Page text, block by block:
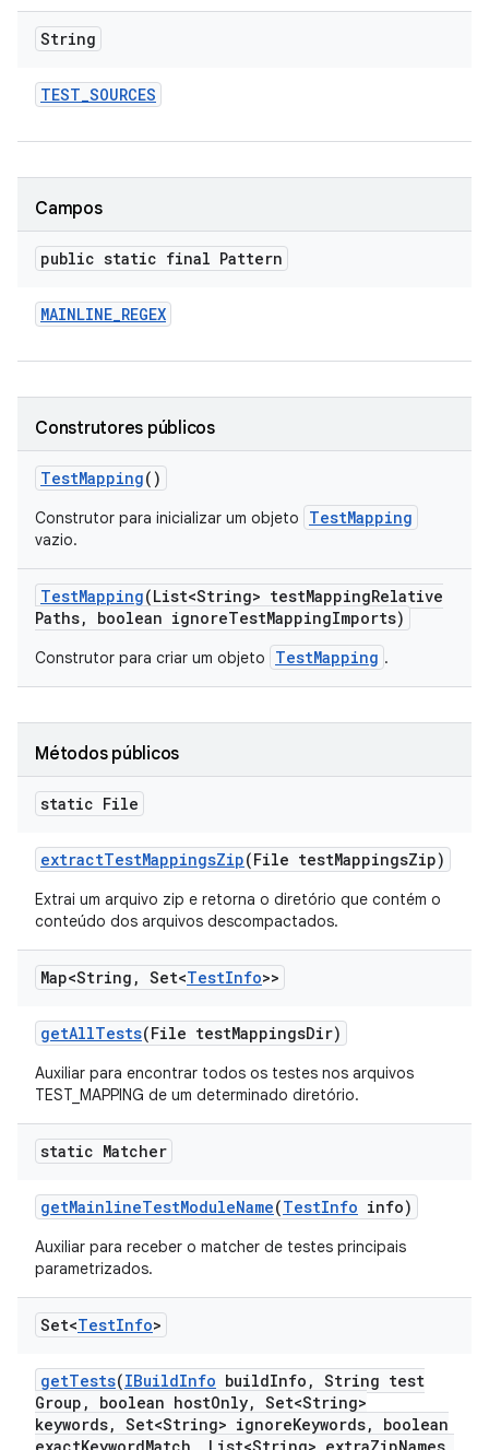
String
TEST_SOURCES
Campos
public static final Pattern
MAINLINE_REGEX
Construtores públicos
TestMapping()
Construtor para inicializar um objeto TestMapping
vazio.
TestMapping(List<String> testMappingRelative
Paths, boolean ignoreTestMappingImports)
Construtor para criar um objeto TestMapping .
Métodos públicos
static File
extractTestMappingsZip(File testMappingsZip)
Extrai um arquivo zip e retorna o diretório que contém o
conteúdo dos arquivos descompactados.
Map<String , Set<TestInfo>>
getAllTests(File testMappingsDir)
Auxiliar para encontrar todos os testes nos arquivos
TEST_MAPPING de um determinado diretório.
static Matcher
getMainlineTestModuleName(TestInfo info)
Auxiliar para receber o matcher de testes principais
parametrizados.
Set<TestInfo>
getTests(IBuildInfo buildInfo , String test
Group , boolean hostOnly, Set<String>
keywords, Set<String> ignoreKeywords,
boolean